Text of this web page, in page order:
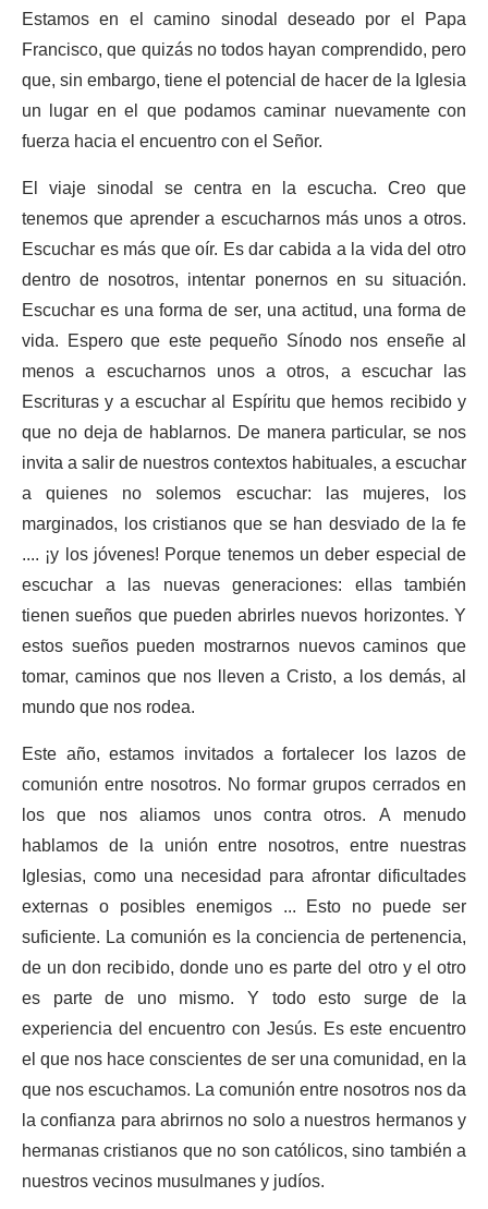
Estamos en el camino sinodal deseado por el Papa
Francisco, que quizás no todos hayan comprendido, pero
que, sin embargo, tiene el potencial de hacer de la Iglesia
un lugar en el que podamos caminar nuevamente con
fuerza hacia el encuentro con el Señor.
El viaje sinodal se centra en la escucha. Creo que
tenemos que aprender a escucharnos más unos a otros.
Escuchar es más que oír. Es dar cabida a la vida del otro
dentro de nosotros, intentar ponernos en su situación.
Escuchar es una forma de ser, una actitud, una forma de
vida. Espero que este pequeño Sínodo nos enseñe al
menos a escucharnos unos a otros, a escuchar las
Escrituras y a escuchar al Espíritu que hemos recibido y
que no deja de hablarnos. De manera particular, se nos
invita a salir de nuestros contextos habituales, a escuchar
a quienes no solemos escuchar: las mujeres, los
marginados, los cristianos que se han desviado de la fe
.... ¡y los jóvenes! Porque tenemos un deber especial de
escuchar a las nuevas generaciones: ellas también
tienen sueños que pueden abrirles nuevos horizontes. Y
estos sueños pueden mostrarnos nuevos caminos que
tomar, caminos que nos lleven a Cristo, a los demás, al
mundo que nos rodea.
Este año, estamos invitados a fortalecer los lazos de
comunión entre nosotros. No formar grupos cerrados en
los que nos aliamos unos contra otros. A menudo
hablamos de la unión entre nosotros, entre nuestras
Iglesias, como una necesidad para afrontar dificultades
externas o posibles enemigos ... Esto no puede ser
suficiente. La comunión es la conciencia de pertenencia,
de un don recibido, donde uno es parte del otro y el otro
es parte de uno mismo. Y todo esto surge de la
experiencia del encuentro con Jesús. Es este encuentro
el que nos hace conscientes de ser una comunidad, en la
que nos escuchamos. La comunión entre nosotros nos da
la confianza para abrirnos no solo a nuestros hermanos y
hermanas cristianos que no son católicos, sino también a
nuestros vecinos musulmanes y judíos.